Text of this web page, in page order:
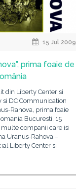
15 Jul 2009
prima foaie de
din Liberty Center si
si DC Communication
Rahova, prima foaie
Bucuresti, 15
companii care isi
Uranus-Rahova –
Liberty Center si